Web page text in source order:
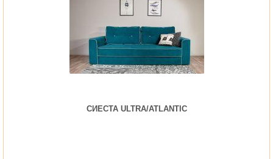
СИЕСТА ULTRA/ATLANTIC